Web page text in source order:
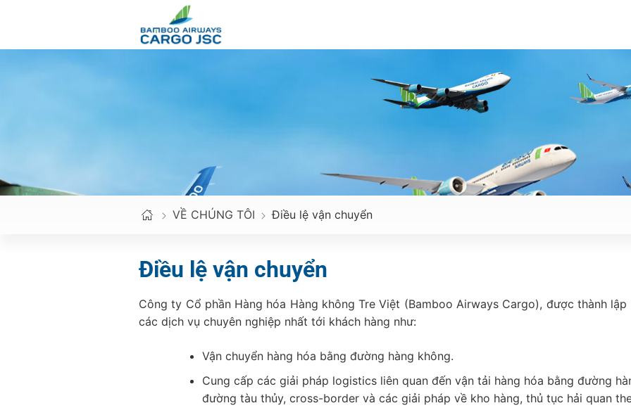
VỀ CHÚNG TÔI Điều lệ vận chuyển
Điều lệ vận chuyển
Công ty Cổ phần Hàng hóa Hàng không Tre Việt (Bamboo Airways Cargo), được thành
các dịch vụ chuyên nghiệp nhất tới khách hàng như:
Vận chuyển hàng hóa bằng đường hàng không.
Cung cấp các giải pháp logistics liên quan đến vận tải hàng hóa bằng đường
đường tàu thủy, cross-border và các giải pháp về kho hàng, thủ tục hải quan